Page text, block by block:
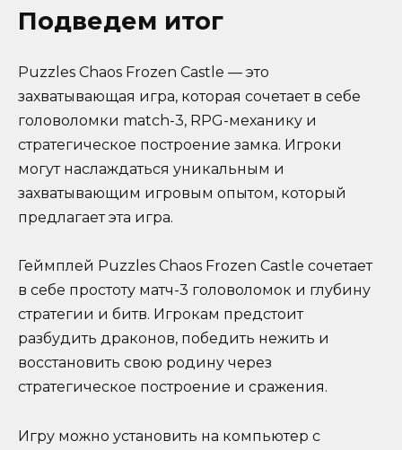
Подведем итог
Puzzles Chaos Frozen Castle — это
захватывающая игра, которая сочетает в себе
головоломки match-3, RPG-механику и
стратегическое построение замка. Игроки
могут наслаждаться уникальным и
захватывающим игровым опытом, который
предлагает эта игра.
Геймплей Puzzles Chaos Frozen Castle сочетает
в себе простоту матч-3 головоломок и глубину
стратегии и битв. Игрокам предстоит
разбудить драконов, победить нежить и
восстановить свою родину через
стратегическое построение и сражения.
Игру можно установить на компьютер с